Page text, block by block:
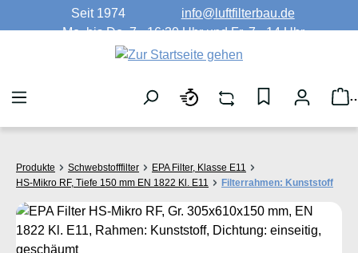
Zum Hauptinhalt springen
Seit 1974
info@luftfilterbau.de
Mo. bis Do. 7 - 16:30 Uhr und Fr. 7 - 14 Uhr
Produkte Schwebstofffilter
EPA Filter, Klasse E11
HS-Mikro RF, Tiefe 150 mm EN 1822 Kl. E11
Filterrahmen: Kunststoff
Bildergalerie überspringen